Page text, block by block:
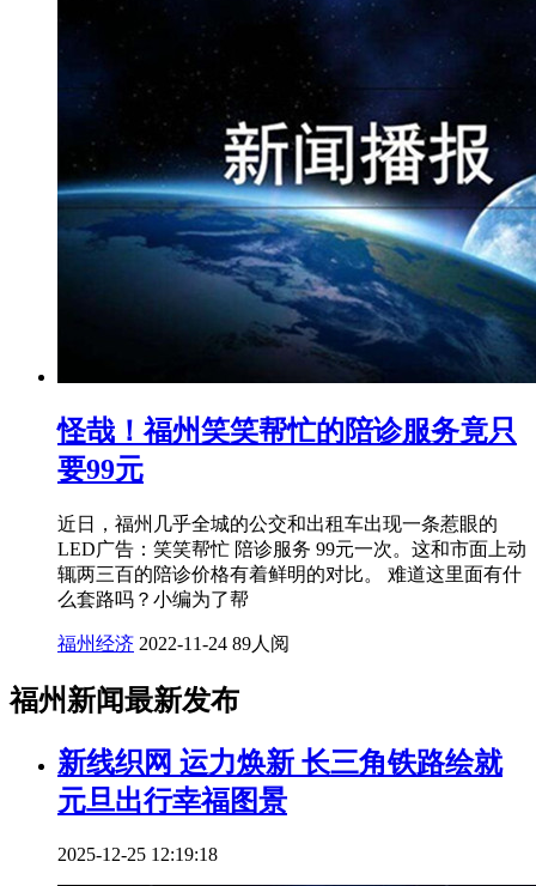
怪哉！福州笑笑帮忙的陪诊服务竟只
要99元
近日，福州几乎全城的公交和出租车出现一条惹眼的
LED广告：笑笑帮忙 陪诊服务 99元一次。这和市面上动
辄两三百的陪诊价格有着鲜明的对比。 难道这里面有什
么套路吗？小编为了帮
福州经济 2022-11-24 89人阅
福州新闻最新发布
新线织网 运力焕新 长三角铁路绘就
元旦出行幸福图景
2025-12-25 12:19:18